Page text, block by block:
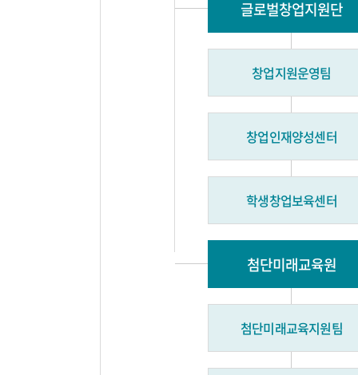
글로벌창업지원단
창업지원운영팀
창업인재양성센터
학생창업보육센터
첨단미래교육원
첨단미래교육지원팀